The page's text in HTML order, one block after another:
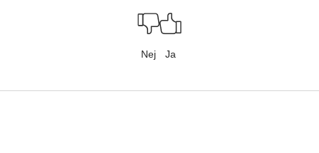
Nej Ja